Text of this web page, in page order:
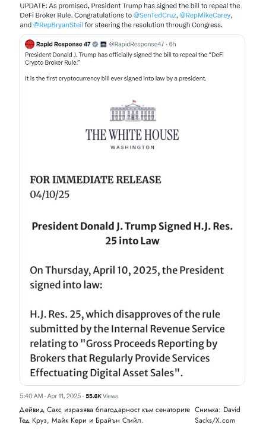
Дейвид Сакс изразява благодарност към сенаторите
Тед Круз, Майк Кери и Брайън Стийл.
Снимка: David
Sacks/X.com